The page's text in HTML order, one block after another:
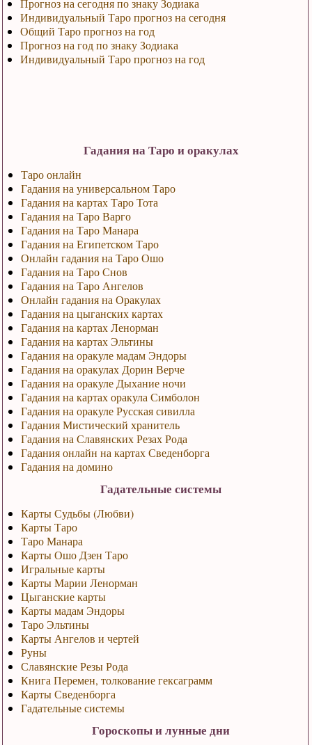
Индивидуальный Таро прогноз на сегодня
Общий Таро прогноз на год
Прогноз на год по знаку Зодиака
Индивидуальный Таро прогноз на год
Гадания на Таро и оракулах
Таро онлайн
Гадания на универсальном Таро
Гадания на картах Таро Тота
Гадания на Таро Варго
Гадания на Таро Манара
Гадания на Египетском Таро
Онлайн гадания на Таро Ошо
Гадания на Таро Снов
Гадания на Таро Ангелов
Онлайн гадания на Оракулах
Гадания на цыганских картах
Гадания на картах Ленорман
Гадания на картах Эльтины
Гадания на оракуле мадам Эндоры
Гадания на оракулах Дорин Верче
Гадания на оракуле Дыхание ночи
Гадания на картах оракула Симболон
Гадания на оракуле Русская сивилла
Гадания Мистический хранитель
Гадания на Славянских Резах Рода
Гадания онлайн на картах Сведенборга
Гадания на домино
Гадательные системы
Карты Судьбы (Любви)
Карты Таро
Таро Манара
Карты Ошо Дзен Таро
Игральные карты
Карты Марии Ленорман
Цыганские карты
Карты мадам Эндоры
Таро Эльтины
Карты Ангелов и чертей
Руны
Славянские Резы Рода
Книга Перемен, толкование гексаграмм
Карты Сведенборга
Гадательные системы
Гороскопы и лунные дни